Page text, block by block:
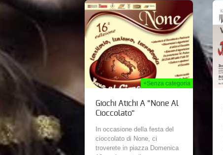
+Senza categoria
28th Set 2013
Giochi Atichi A “None Al
Cioccolato”
In occasione della festa del
cioccolato di None, ci
troverete in piazza Domenica